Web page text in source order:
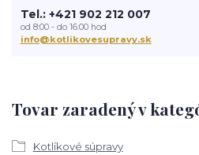
Tovar zaradený v
Kotlíkové súpravy
Tel.: +421 902 212 007
od 8:00 - do 16:00 hod
info@kotlikovesupravy.sk